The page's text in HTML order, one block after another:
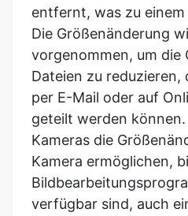
entfernt, was zu
Die Größenänderung
vorgenommen, um die
Dateien zu reduzieren,
per E-Mail oder auf
geteilt werden
Kameras die
Kamera ermöglichen,
verfügbar sind, auch